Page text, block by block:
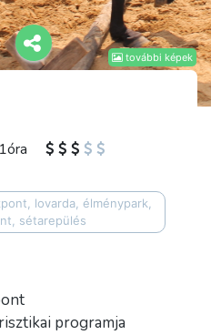
további képek
1óra
lovarda, élménypark,
sétarepülés
programja